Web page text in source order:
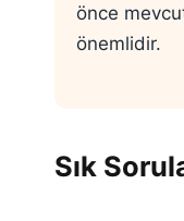
önce
önemlidir.
Sık